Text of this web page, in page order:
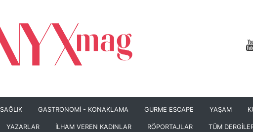
SAĞLIK GASTRONOMİ - KONAKLAMA GURME ESCAPE YAŞAM
YAZARLAR İLHAM VEREN KADINLAR RÖPORTAJLAR TÜM